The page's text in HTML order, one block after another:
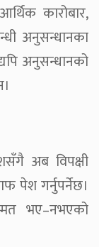
कारोबार,
अनुसन्धानका
अनुसन्धानको
अब विपक्षी
पेश गर्नुपर्नेछ।
भए–नभएको